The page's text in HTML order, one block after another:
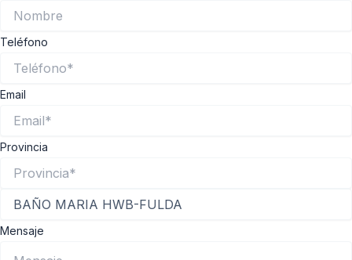
Teléfono
Email
Provincia
Mensaje